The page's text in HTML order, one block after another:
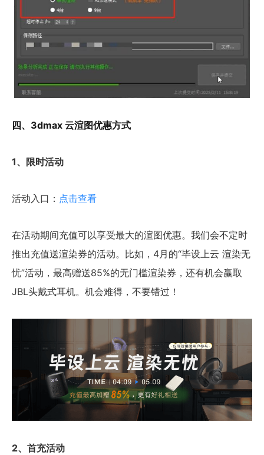
四、3dmax 云渲图优惠方式
1、限时活动
活动入口： 点击查看
在活动期间充值可以享受最大的渲图优惠。我们会不定时
推出充值送渲染券的活动。比如，4月的“毕设上云 渲染无
忧”活动，最高赠送85%的无门槛渲染券，还有机会赢取
JBL头戴式耳机。机会难得，不要错过！
2、首充活动